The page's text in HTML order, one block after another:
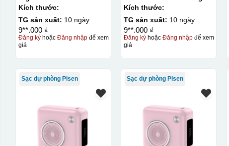
Power bank. White:
200pcs; Blue: 200pcs
Kích thước:
TG sản xuất: 10 ngày
9**.000 ₫
Đăng kýhoặc Đăng nhậpđể xem
giá
Power Bank PD296C-1
10000 (20W) (LS-
DY240/Purple) Carton – CN
Kích thước:
TG sản xuất: 10 ngày
9**.000 ₫
Đăng ký hoặcĐăng nhập để xem
giá
Sạc dự phòng Pisen Sạc dự phòng Pisen